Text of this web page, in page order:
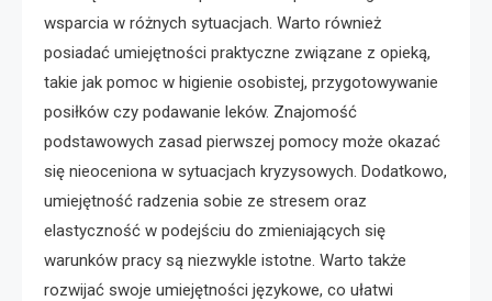
wsparcia w różnych sytuacjach. Warto również
posiadać umiejętności praktyczne związane z opieką,
takie jak pomoc w higienie osobistej, przygotowywanie
posiłków czy podawanie leków. Znajomość
podstawowych zasad pierwszej pomocy może okazać
się nieoceniona w sytuacjach kryzysowych. Dodatkowo,
umiejętność radzenia sobie ze stresem oraz
elastyczność w podejściu do zmieniających się
warunków pracy są niezwykle istotne. Warto także
rozwijać swoje umiejętności językowe, co ułatwi